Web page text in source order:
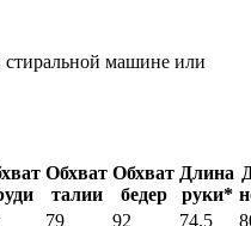
машине или
Обхват
талии
Обхват
бедер
Длина
руки*
79 92 74.5